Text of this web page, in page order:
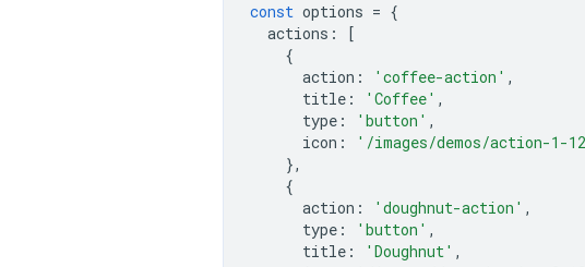
const options = {
actions :
[
{
action : 'coffee-action' ,
title : 'Coffee' ,
type : 'button' ,
icon : '/images/demos/action-1-
},
{
action : 'doughnut-action' ,
type : 'button' ,
title : 'Doughnut' ,